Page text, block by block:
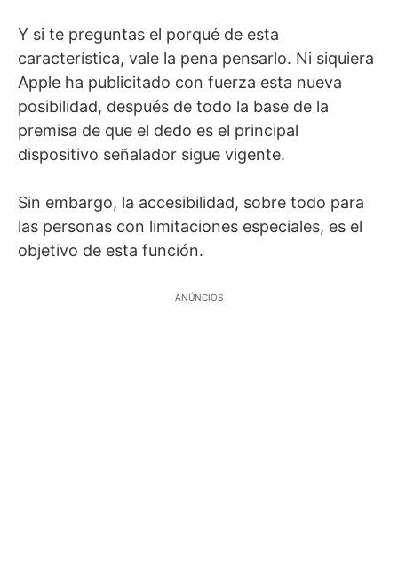
Y si te preguntas el porqué de esta
característica, vale la pena pensarlo. Ni siquiera
Apple ha publicitado con fuerza esta nueva
posibilidad, después de todo la base de la
premisa de que el dedo es el principal
dispositivo señalador sigue vigente.
Sin embargo, la accesibilidad, sobre todo para
las personas con limitaciones especiales, es el
objetivo de esta función.
ANÚNCIOS